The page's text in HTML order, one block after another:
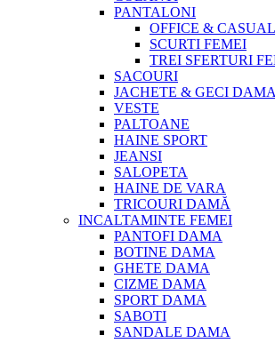
PANTALONI
OFFICE & CASUAL
SCURTI FEMEI
TREI SFERTURI
SACOURI
JACHETE & GECI DAMA
VESTE
PALTOANE
HAINE SPORT
JEANSI
SALOPETA
HAINE DE VARA
TRICOURI DAMĂ
INCALTAMINTE FEMEI
PANTOFI DAMA
BOTINE DAMA
GHETE DAMA
CIZME DAMA
SPORT DAMA
SABOTI
SANDALE DAMA